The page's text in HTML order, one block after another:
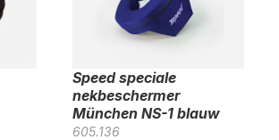
Speed speciale
nekbeschermer
München NS-1 blauw
605.136